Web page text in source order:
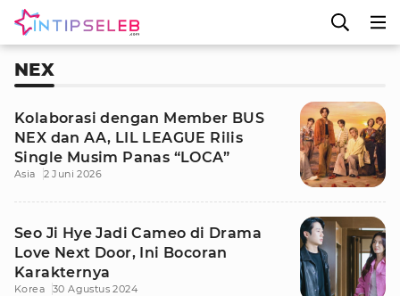
NEX
Kolaborasi dengan Member BUS
NEX dan AA, LIL LEAGUE Rilis
Single Musim Panas “LOCA”
Asia 2 Juni 2026
Seo Ji Hye Jadi Cameo di Drama
Love Next Door, Ini Bocoran
Karakternya
Korea 30 Agustus 2024